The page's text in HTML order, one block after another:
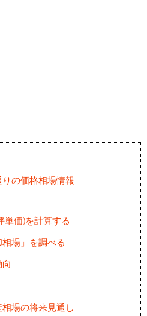
の価格相場情報
単価)を計算する
場」を調べる
場の将来見通し